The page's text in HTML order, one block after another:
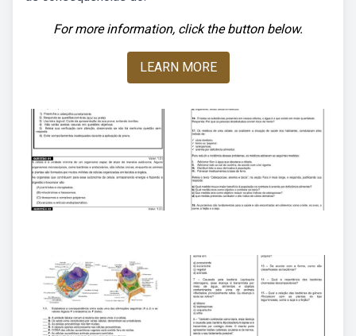
For more information, click the button below.
LEARN MORE